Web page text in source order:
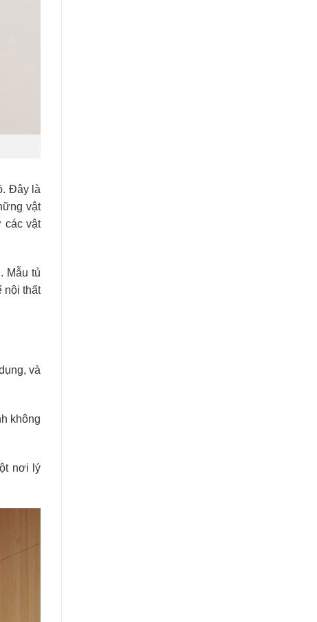
Đây là
vật
các vật
Mẫu tủ
nội thất
và
không
nơi lý